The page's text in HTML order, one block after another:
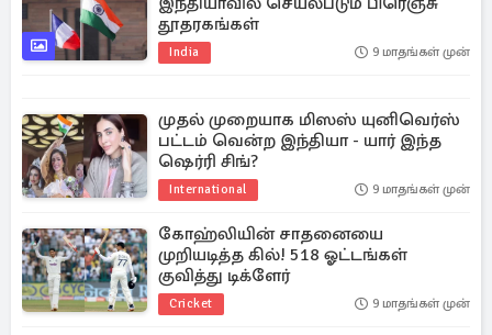
தூதரகங்கள்
India 9 மாதங்கள் முன்
முதல் முறையாக மிஸஸ் யுனிவெர்ஸ்
பட்டம் வென்ற இந்தியா - யார் இந்த
ஷெர்ரி சிங்?
International 9 மாதங்கள் முன்
கோஹ்லியின் சாதனையை
முறியடித்த கில்! 518 ஓட்டங்கள்
குவித்து டிக்ளேர்
Cricket 9 மாதங்கள் முன்